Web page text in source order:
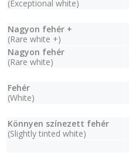
(Exceptional white)
Nagyon fehér +
(Rare white +)
Nagyon fehér
(Rare white)
Fehér
(White)
Könnyen színezett fehér
(Slightly tinted white)